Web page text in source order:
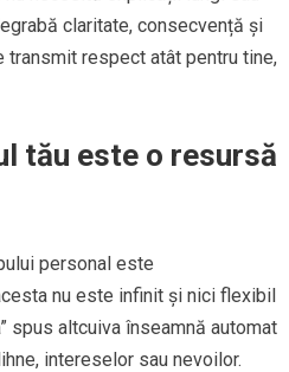
claritate, consecvență și
respect atât pentru tine,
tău este o resursă
personal este
nu este infinit și nici flexibil
spus altcuiva înseamnă automat
intereselor sau nevoilor.